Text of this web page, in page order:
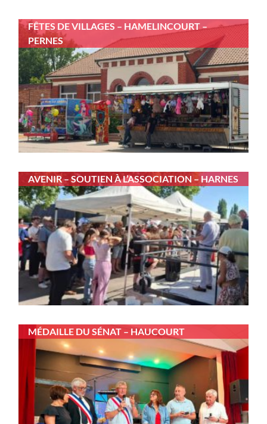
FÊTES DE VILLAGES – HAMELINCOURT –
PERNES
AVENIR – SOUTIEN À L’ASSOCIATION – HARNES
MÉDAILLE DU SÉNAT – HAUCOURT